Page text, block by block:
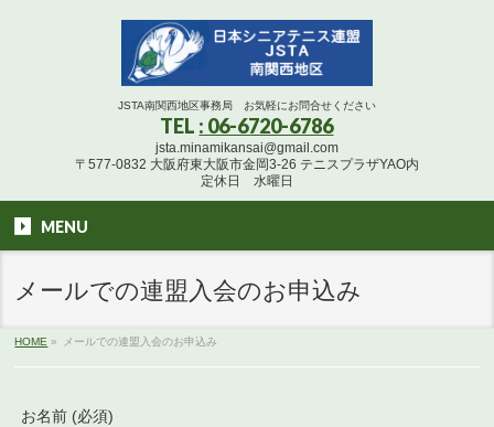
JSTA南関西地区事務局 お気軽にお問合せください
TEL : 06-6720-6786
jsta.minamikansai@gmail.com
〒577-0832 大阪府東大阪市金岡3-26 テニスプラザYAO内
定休日 水曜日
MENU
メールでの連盟入会のお申込み
HOME » メールでの連盟入会のお申込み
お名前 (必須)